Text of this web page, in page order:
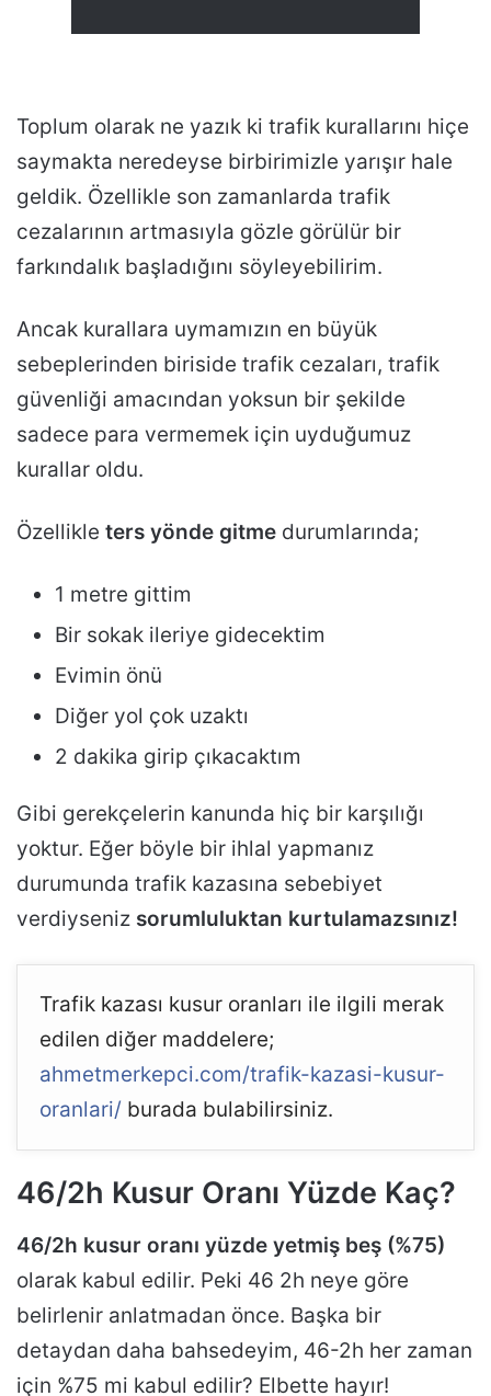
Toplum olarak ne yazık ki trafik kurallarını hiçe
saymakta neredeyse birbirimizle yarışır hale
geldik. Özellikle son zamanlarda trafik
cezalarının artmasıyla gözle görülür bir
farkındalık başladığını söyleyebilirim.
Ancak kurallara uymamızın en büyük
sebeplerinden biriside trafik cezaları, trafik
güvenliği amacından yoksun bir şekilde
sadece para vermemek için uyduğumuz
kurallar oldu.
Özellikle ters yönde gitme durumlarında;
1 metre gittim
Bir sokak ileriye gidecektim
Evimin önü
Diğer yol çok uzaktı
2 dakika girip çıkacaktım
Gibi gerekçelerin kanunda hiç bir karşılığı
yoktur. Eğer böyle bir ihlal yapmanız
durumunda trafik kazasına sebebiyet
verdiyseniz sorumluluktan kurtulamazsınız!
Trafik kazası kusur oranları ile ilgili merak
edilen diğer maddelere;
ahmetmerkepci.com/trafik-kazasi-kusur-
oranlari/ burada bulabilirsiniz.
46/2h Kusur Oranı Yüzde Kaç?
46/2h kusur oranı yüzde yetmiş beş (%75)
olarak kabul edilir. Peki 46 2h neye göre
belirlenir anlatmadan önce. Başka bir
detaydan daha bahsedeyim, 46-2h her zaman
için %75 mi kabul edilir? Elbette hayır!